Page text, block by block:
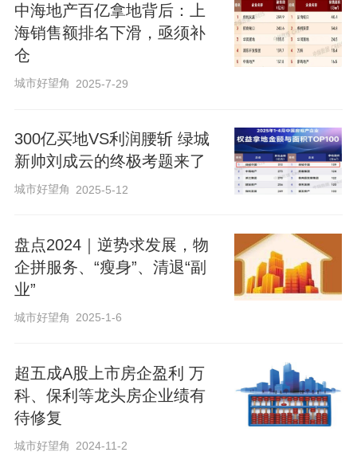
净利润为16.37亿元-19.87亿元。
由此可以看出，上半年滨江集团两个盈利
指标的增幅均达40%-70%，主要因期内公
致。
除了上述两家龙头房企外，还有南都物
房、深物业6家房地产行业内的企业实现
了“预增”。
中海地产百亿拿地背后：上
海销售额排名下滑，亟须补
仓
城市好望角 2025-7-29
300亿买地VS利润腰斩 绿城
新帅刘成云的终极考题来了
城市好望角 2025-5-12
盘点2024｜逆势求发展，物
企拼服务、“瘦身”、清退“副
业”
城市好望角 2025-1-6
超五成A股上市房企盈利 万
科、保利等龙头房企业绩有
待修复
城市好望角 2024-11-2